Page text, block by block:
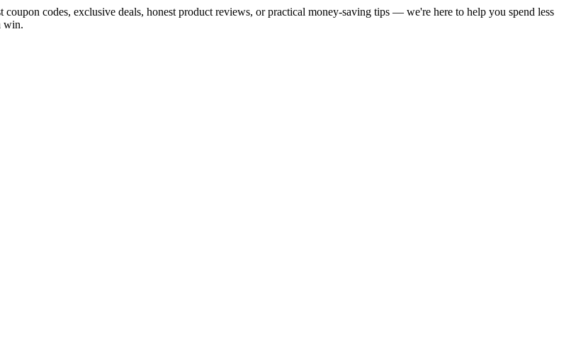
codes, exclusive deals, honest product reviews, or practical money-saving tips — we're here to help you spend less
win.